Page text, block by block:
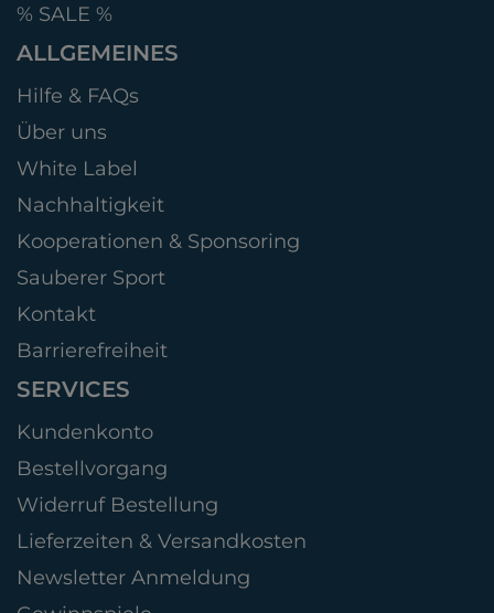
% SALE %
ALLGEMEINES
Hilfe & FAQs
Über uns
White Label
Nachhaltigkeit
Kooperationen & Sponsoring
Sauberer Sport
Kontakt
Barrierefreiheit
SERVICES
Kundenkonto
Bestellvorgang
Widerruf Bestellung
Lieferzeiten & Versandkosten
Newsletter Anmeldung